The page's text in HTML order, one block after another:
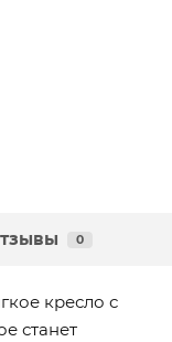
0
кресло с
станет